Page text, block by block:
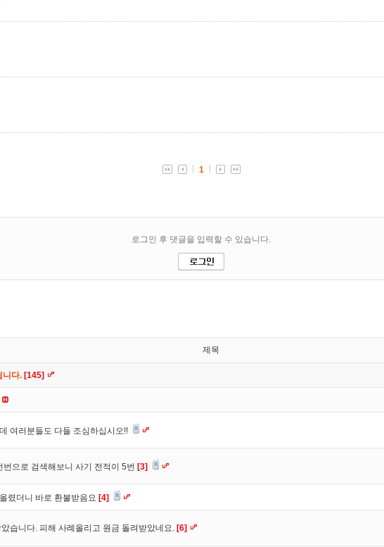
제목
니다. [145]
여러분들도 다들 조심하십시오!!
으로 검색해보니 사기 전적이 5번 [3]
렸더니 바로 환불받음요 [4]
습니다. 피해 사례올리고 원금 돌려받았네요. [6]